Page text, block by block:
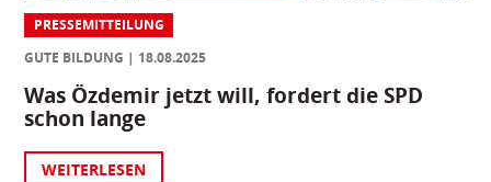
PRESSEMITTEILUNG
GUTE BILDUNG
18.08.2025
Was Özdemir jetzt will, fordert die SPD
schon lange
WEITERLESEN